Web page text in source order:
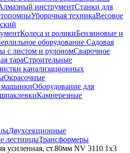
инструментСтанки для
Уборочная техникаВесовое
Колеса и роликиБензиновые и
оборудование Садовая
с листом и рулономСварочное
тараСтроительные
канализационных
Окрасочные
Оборудование для
Камнерезные
Двухсекционные
лестницыТрансформеры
усиленная, ст.80мм NV 3110 1х3